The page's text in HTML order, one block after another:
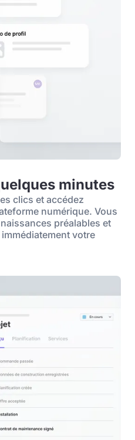
minutes
clics et accédez
numérique. Vous
préalables et
votre